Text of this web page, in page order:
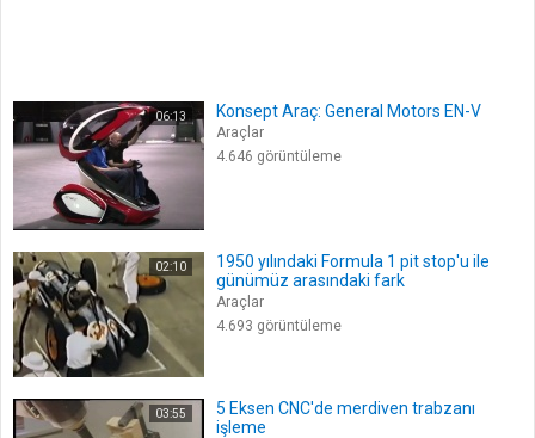
06:13 Konsept Araç: General Motors EN-V
Araçlar
4.646 görüntüleme
02:10
1950 yılındaki Formula 1 pit stop'u ile
günümüz arasındaki fark
Araçlar
4.693 görüntüleme
03:55
5 Eksen CNC'de merdiven trabzanı
işleme